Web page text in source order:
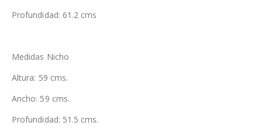
Profundidad: 61.2 cms
Medidas Nicho
Altura: 59 cms.
Ancho: 59 cms.
Profundidad: 51.5 cms.